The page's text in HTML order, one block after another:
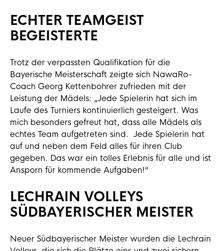
ECHTER TEAMGEIST
BEGEISTERTE
Trotz der verpassten Qualifikation für die
Bayerische Meisterschaft zeigte sich NawaRo-
Coach Georg Kettenbohrer zufrieden mit der
Leistung der Mädels: „Jede Spielerin hat sich im
Laufe des Turniers kontinuierlich gesteigert. Was
mich besonders gefreut hat, dass alle Mädels als
echtes Team aufgetreten sind. Jede Spielerin hat
auf und neben dem Feld alles für ihren Club
gegeben. Das war ein tolles Erlebnis für alle und ist
Ansporn für kommende Aufgaben!“
LECHRAIN VOLLEYS
SÜDBAYERISCHER MEISTER
Neuer Südbayerischer Meister wurden die Lechrain